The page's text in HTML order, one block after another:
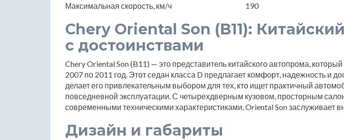
Максимальная скорость, км/ч
190
Chery Oriental Son (B11):
с достоинствами
Chery Oriental Son (B11) — это представитель китайского автопрома,
2007 по 2011 год. Этот седан класса D предлагает комфорт, надежность и
делает его привлекательным выбором для тех, кто ищет практичный
повседневной эксплуатации. С четырехдверным кузовом, просторным
современными техническими характеристиками, Oriental Son заслуживает
Дизайн и габариты